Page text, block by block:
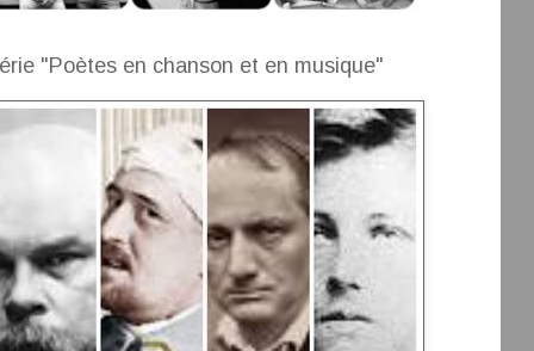
"Poètes en chanson et en musique"